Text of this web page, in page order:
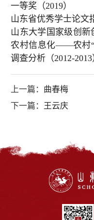
一等奖（2019）
山东省优秀学士论文
山东大学国家级创
农村信息化——农村“
调查分析（2012-2013
上一篇： 曲春梅
下一篇： 王云庆